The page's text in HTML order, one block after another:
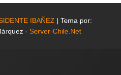
IBAÑEZ | Tema por:
- Server-Chile.Net